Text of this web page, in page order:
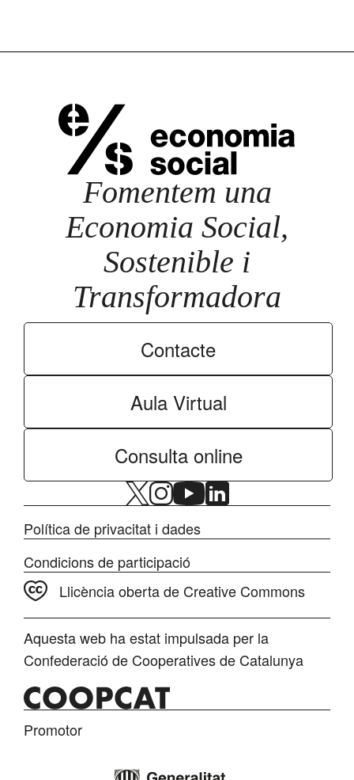
Fomentem una
Economia Social,
Sostenible i
Transformadora
Contacte
Aula Virtual
Consulta online
Política de privacitat i dades
Condicions de participació
Llicència oberta de Creative Commons
Aquesta web ha estat impulsada per la
Confederació de Cooperatives de Catalunya
Promotor